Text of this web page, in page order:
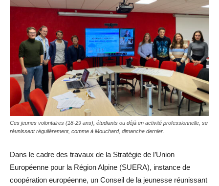
Ces jeunes volontaires (18-29 ans), étudiants ou déjà en activité professionnelle, se
réunissent régulièrement, comme à Mouchard, dimanche dernier.
Dans le cadre des travaux de la Stratégie de l’Union
Européenne pour la Région Alpine (SUERA), instance de
coopération européenne, un Conseil de la jeunesse réunissant